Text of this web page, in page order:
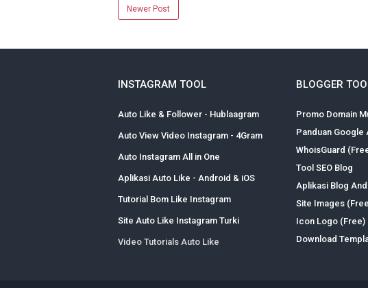
Newer Post
INSTAGRAM TOOL
Auto Like & Follower - Hublaagram
Auto View Video Instagram - 4Gram
Auto Instagram All in One
Aplikasi Auto Like - Android & iOS
Tutorial Bom Like Instagram
Site Auto Like Instagram Turki
Video Tutorials Auto Like
BLOGGER
Promo Domain
Panduan Google
WhoisGuard
Tool SEO Blog
Aplikasi Blog
Site Images
Icon Logo (Free)
Download